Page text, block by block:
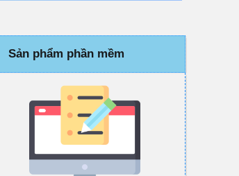
Sản phẩm phần mềm